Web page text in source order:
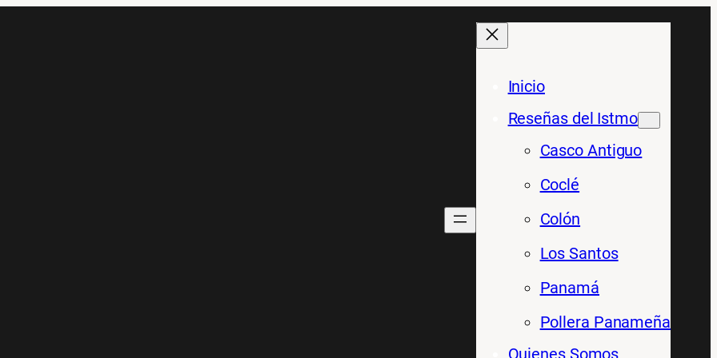
Inicio
Reseñas del Istmo
Casco Antiguo
Coclé
Colón
Los Santos
Panamá
Pollera Panameña
Quienes Somos